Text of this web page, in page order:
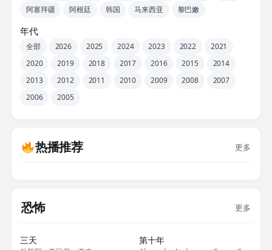
阿塞拜疆
阿根廷 韩国 马来西亚 黎巴嫩
年代
全部 2026 2025 2024 2023 2022
2021
2020
2019 2018 2017 2016 2015
2014
2013
2012 2011 2010 2009 2008
2007
2006
2005
热播推荐 更多
恐怖 更多
三天 第十年